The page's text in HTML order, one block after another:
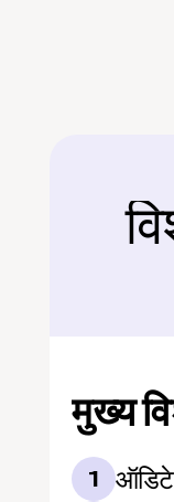
मुख्य
1